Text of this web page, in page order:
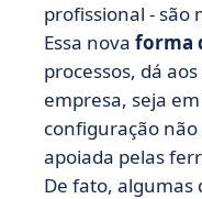
• Os
• Quais são
• O
profissional - são
Essa nova forma
processos, dá
empresa, seja
configuração
apoiada pelas
De fato, algumas